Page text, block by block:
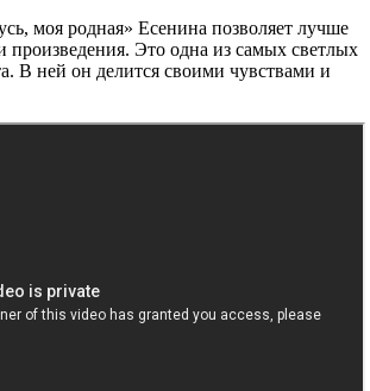
моя родная» Есенина позволяет лучше
произведения. Это одна из самых светлых
В ней он делится своими чувствами и